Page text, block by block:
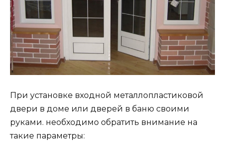
При установке входной металлопластиковой
двери в доме или дверей в баню своими
руками. необходимо обратить внимание на
такие параметры: